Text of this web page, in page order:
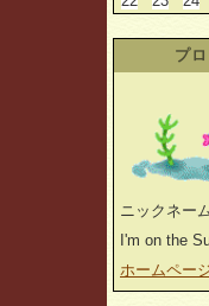
プ
ニックネー
I'm on the
ホームペー